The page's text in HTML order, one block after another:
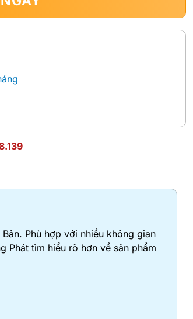
Phù hợp với nhiều không gian
Phát tìm hiểu rõ hơn về sản phẩm